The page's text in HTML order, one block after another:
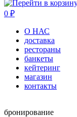
0 ₽
О НАС
доставка
рестораны
банкеты
кейтеринг
магазин
контакты
бронирование